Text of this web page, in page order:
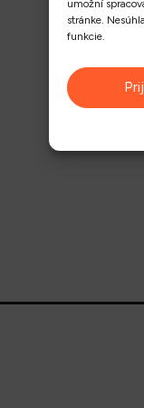
umožní
stránke.
funkcie.